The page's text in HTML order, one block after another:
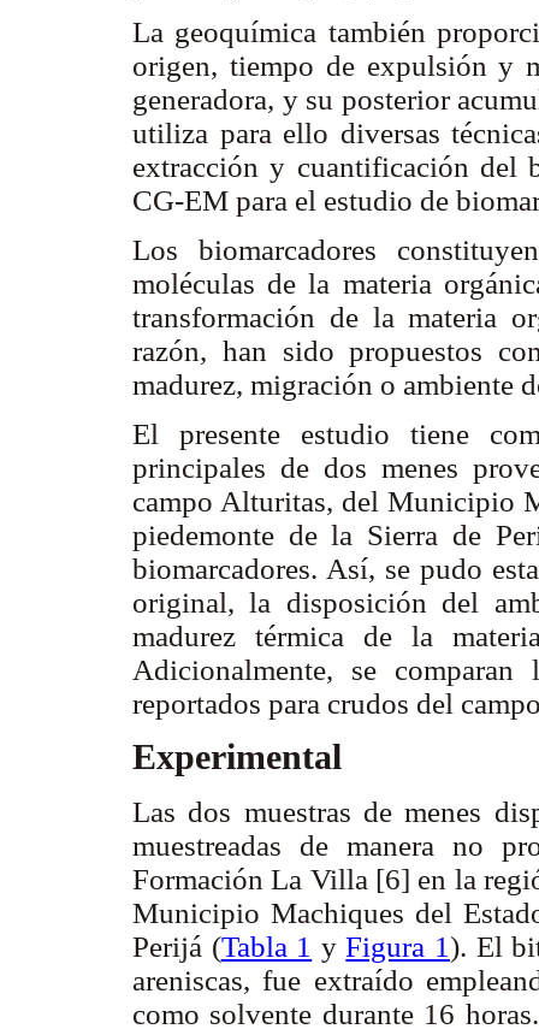
La geoquímica también
origen, tiempo de expulsión y
generadora, y su posterior
utiliza para ello diversas
extracción y cuantificación del
CG-EM para el estudio de
Los biomarcadores
moléculas de la materia
transformación de la materia
razón, han sido propuestos
madurez, migración o ambiente
El presente estudio tiene
principales de dos menes
campo Alturitas, del Municipio
piedemonte de la Sierra de
biomarcadores. Así, se pudo
original, la disposición del
madurez térmica de la
Adicionalmente, se
reportados para crudos del
Experimental
Las dos muestras de menes
muestreadas de manera no
Formación La Villa [6] en la
Municipio Machiques del
Perijá (Tabla 1 yFigura 1). El
areniscas, fue extraído
como solvente durante 16